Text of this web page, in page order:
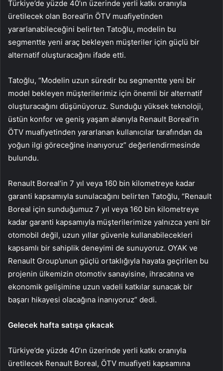
Türkiye’de yüzde 40’ın üzerinde yerli katkı oranıyla
üretilecek olan Boreal’in ÖTV muafiyetinden
yararlanabileceğini belirten Tatoğlu, modelin bu
segmentte yeni araç bekleyen müşteriler için güçlü bir
alternatif oluşturacağını ifade etti.
Tatoğlu, “Modelin uzun süredir bu segmentte yeni bir
model bekleyen müşterilerimiz için önemli bir alternatif
oluşturacağını düşünüyoruz. Sunduğu yüksek teknoloji,
üstün konfor ve geniş yaşam alanıyla Renault Boreal’in
ÖTV muafiyetinden yararlanan kullanıcılar tarafından da
yoğun ilgi göreceğine inanıyoruz” değerlendirmesinde
bulundu.
Renault Boreal’in 7 yıl veya 160 bin kilometreye kadar
garanti kapsamıyla sunulacağını belirten Tatoğlu, “Renault
Boreal için sunduğumuz 7 yıl veya 160 bin kilometreye
kadar garanti kapsamıyla müşterilerimize yalnızca yeni bir
otomobil değil, uzun yıllar güvenle kullanabilecekleri
kapsamlı bir sahiplik deneyimi de sunuyoruz. OYAK ve
Renault Group’unun güçlü ortaklığıyla hayata geçirilen bu
projenin ülkemizin otomotiv sanayisine, ihracatına ve
ekonomik gelişimine uzun vadeli katkılar sunacak bir
başarı hikayesi olacağına inanıyoruz” dedi.
Gelecek hafta satışa çıkacak
Türkiye’de yüzde 40’ın üzerinde yerli katkı oranıyla
üretilecek Renault Boreal, ÖTV muafiyeti kapsamına